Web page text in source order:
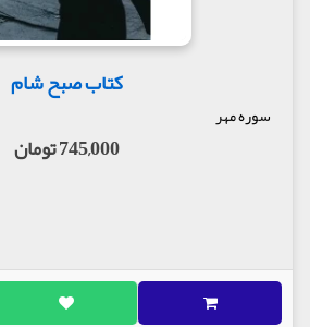
کتاب صبح شام
سوره مهر
745,000 تومان